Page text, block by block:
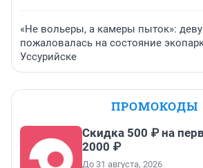
«Не вольеры, а камеры пыток»:
пожаловалась на состояние
Уссурийске
ПРОМОКОДЫ
Скидка 500 ₽ на
2000 ₽
До 31 августа, 2026